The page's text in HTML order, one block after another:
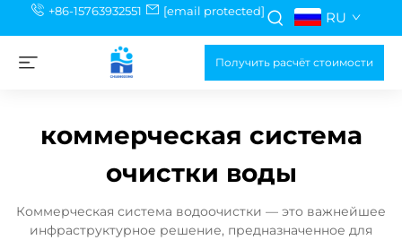
+86-15763932551 [email protected] RU
Получить расчёт стоимости
коммерческая система
очистки воды
Коммерческая система водоочистки — это важнейшее
инфраструктурное решение, предназначенное для